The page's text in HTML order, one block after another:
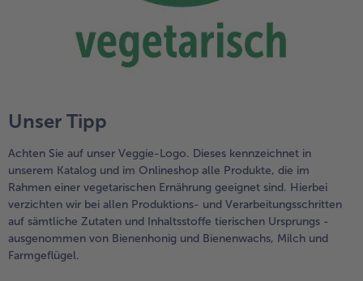
Unser Tipp
Achten Sie auf unser Veggie-Logo. Dieses kennzeichnet in
unserem Katalog und im Onlineshop alle Produkte, die im
Rahmen einer vegetarischen Ernährung geeignet sind. Hierbei
verzichten wir bei allen Produktions- und Verarbeitungsschritten
auf sämtliche Zutaten und Inhaltsstoffe tierischen Ursprungs -
ausgenommen von Bienenhonig und Bienenwachs, Milch und
Farmgeflügel.